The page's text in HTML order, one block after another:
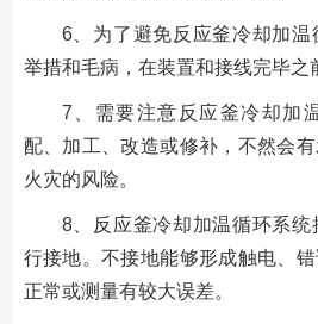
6、为了避免反应釜冷却加
举措和毛病，在装置和接线完毕之
7、需要注意反应釜冷却加
配、加工、改造或修补，不然会
火灾的风险。
8、反应釜冷却加温循环系
行接地。不接地能够形成触电、
正常或测量有较大误差。